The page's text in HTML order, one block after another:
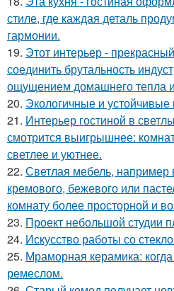
стиле, где каждая деталь
гармонии.
19. Этот интерьер -
соединить брутальность
ощущением домашнего тепла
20. Экологичные и
21. Интерьер гостиной в
смотрится выигрышнее:
светлее и уютнее.
22. Светлая мебель, например
кремового, бежевого или
комнату более просторной и
23. Проект небольшой студии
24. Искусство работы со
25. Мраморная керамика: когда
ремеслом.